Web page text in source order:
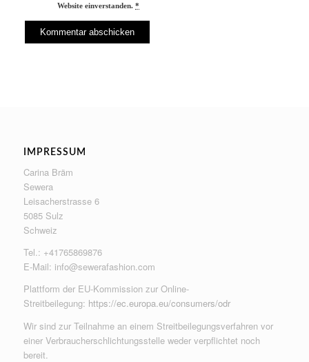
Website einverstanden.*
IMPRESSUM
Carina Bräm
Sewera
Leisacherstrasse 6
5085 Sulz
Schweiz
Tel.: +41765869876
E-Mail: info@sewerafashion.com
Plattform der EU-Kommission zur Online-
Streitbeilegung: https://ec.europa.eu/consumers/odr
Wir sind zur Teilnahme an einem Streitbeilegungsverfahren vor
einer Verbraucherschlichtungsstelle weder verpflichtet noch
bereit.